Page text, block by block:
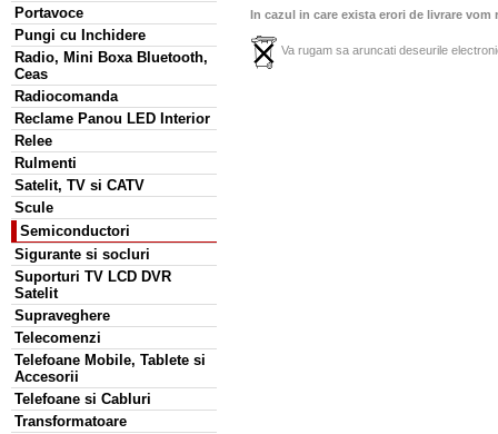
Portavoce
Pungi cu Inchidere
Radio, Mini Boxa Bluetooth,
Ceas
Radiocomanda
Reclame Panou LED Interior
Relee
Rulmenti
Satelit, TV si CATV
Scule
Semiconductori
Sigurante si socluri
Suporturi TV LCD DVR
Satelit
Supraveghere
Telecomenzi
Telefoane Mobile, Tablete si
Accesorii
Telefoane si Cabluri
Transformatoare
In cazul in care exista erori de livrare
Va rugam sa aruncati deseurile